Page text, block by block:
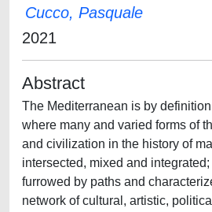
Cucco, Pasquale
2021
Abstract
The Mediterranean is by
where many and varied forms of
and civilization in the history of
intersected, mixed and
furrowed by paths and
network of cultural, artistic,